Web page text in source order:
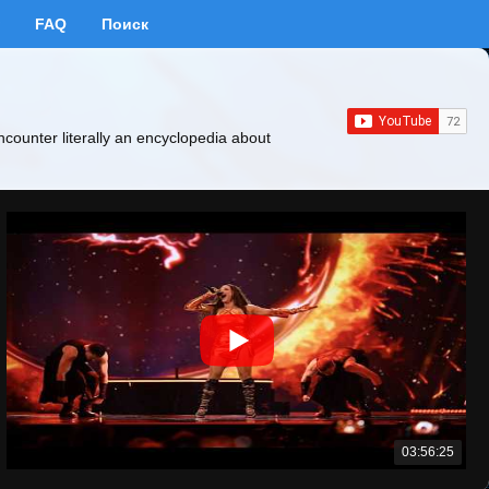
FAQ Поиск
literally an encyclopedia about
03:56:25